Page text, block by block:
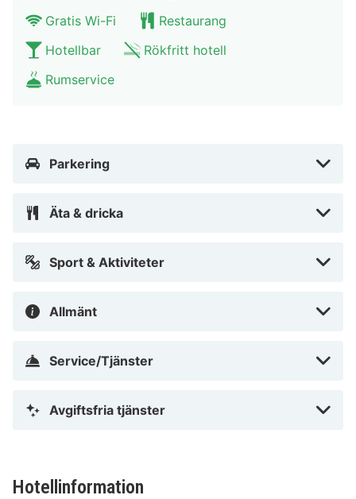
Gratis Wi-Fi
Restaurang
Hotellbar
Rökfritt hotell
Rumservice
Parkering
Äta & dricka
Sport & Aktiviteter
Allmänt
Service/Tjänster
Avgiftsfria tjänster
Hotellinformation